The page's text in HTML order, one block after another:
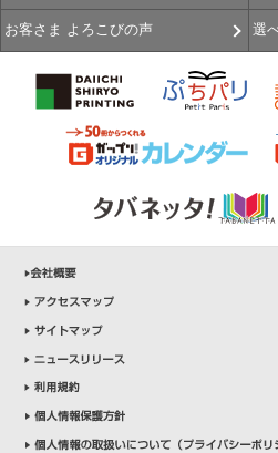
お客さま よろこびの声 選